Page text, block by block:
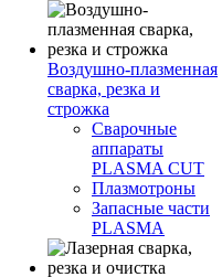
Воздушно-плазменная
сварка, резка и
строжка
Сварочные
аппараты
PLASMA CUT
Плазмотроны
Запасные части
PLASMA